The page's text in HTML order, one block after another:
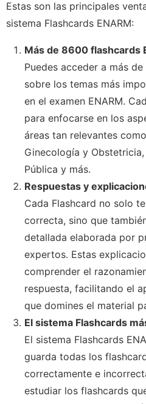
Estas son las principales
sistema Flashcards ENARM:
Más de 8600 flashcards
Puedes acceder a más
sobre los temas más
en el examen ENARM.
para enfocarse en los
áreas tan relevantes
Ginecología y
Pública y más.
Respuestas y
Cada Flashcard no solo
correcta, sino que
detallada elaborada por
expertos. Estas
comprender el
respuesta, facilitando el
que domines el material
El sistema Flashcards
El sistema Flashcards
guarda todas los
correctamente e
estudiar los flashcards